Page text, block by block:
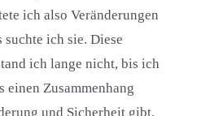
ich also Veränderungen
suchte ich sie. Diese
ich lange nicht, bis ich
einen Zusammenhang
und Sicherheit gibt.